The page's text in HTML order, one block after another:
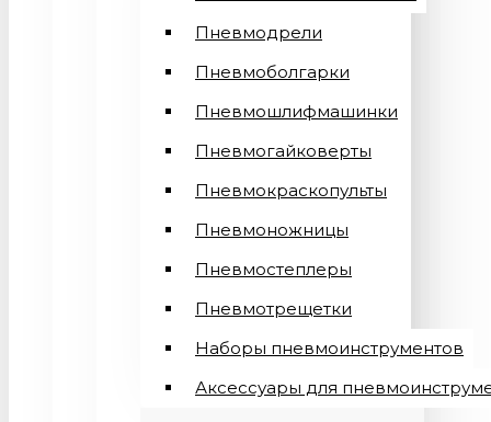
Пневмодрели
Пневмоболгарки
Пневмошлифмашинки
Пневмогайковерты
Пневмокраскопульты
Пневмоножницы
Пневмостеплеры
Пневмотрещетки
Наборы пневмоинструментов
Аксессуары для